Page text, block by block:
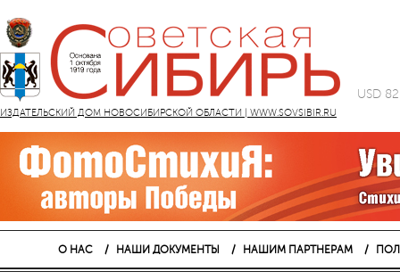
ИЗДАТЕЛЬСКИЙ ДОМ НОВОСИБИРСКОЙ ОБЛАСТИ | WWW.SOVSIBIR.RU
USD
О НАС НАШИ ДОКУМЕНТЫ НАШИМ ПАРТНЕРАМ